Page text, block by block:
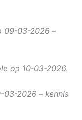
09-03-2026 –
op 10-03-2026.
03-2026 – kennis